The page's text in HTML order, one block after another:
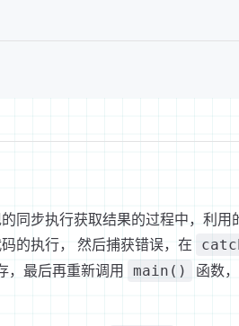
同步执行获取结果的过程中，利用
的执行， 然后捕获错误，在
，最后再重新调用 main()
函数